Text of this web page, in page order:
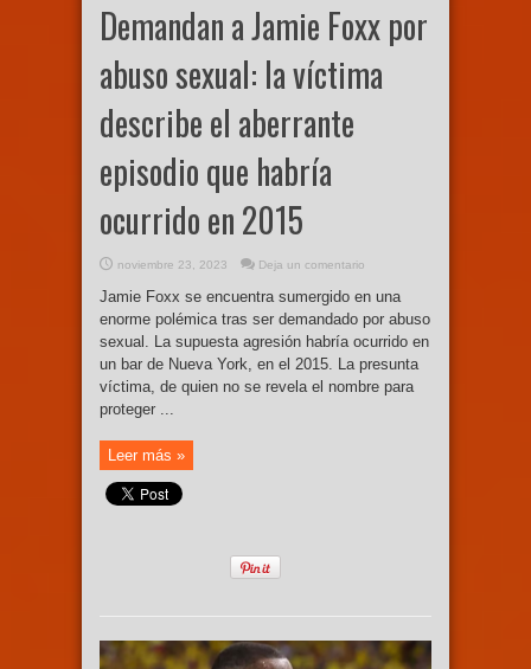
Demandan a Jamie Foxx por
abuso sexual: la víctima
describe el aberrante
episodio que habría
ocurrido en 2015
noviembre 23, 2023 Deja un comentario
Jamie Foxx se encuentra sumergido en una
enorme polémica tras ser demandado por abuso
sexual. La supuesta agresión habría ocurrido en
un bar de Nueva York, en el 2015. La presunta
víctima, de quien no se revela el nombre para
proteger ...
Leer más »